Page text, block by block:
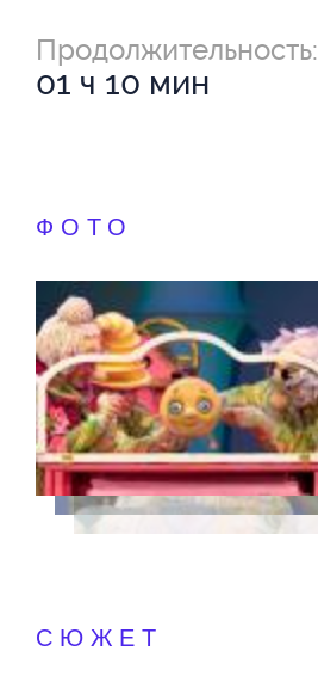
Продолжительность:
01 ч 10 мин
ФОТО
СЮЖЕТ